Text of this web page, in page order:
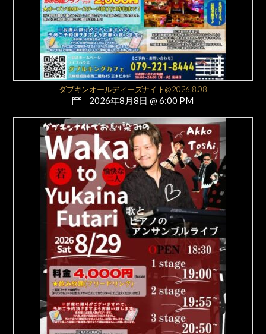
ダブキンオールディーズナイト@2026.8.08
2026年8月8日 @ 6:00 PM